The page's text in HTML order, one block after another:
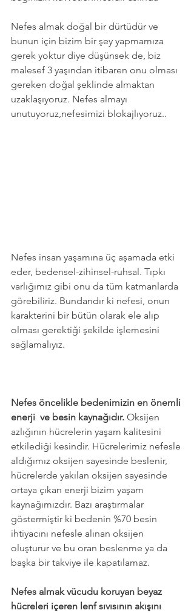
Nefes almak doğal bir dürtüdür ve
bunun için bizim bir şey yapmamıza
gerek yoktur diye düşünsek de, biz
malesef 3 yaşından itibaren onu olması
gereken doğal şeklinde almaktan
uzaklaşıyoruz. Nefes almayı
unutuyoruz,nefesimizi blokajlıyoruz..
Nefes insan yaşamına üç aşamada etki
eder, bedensel-zihinsel-ruhsal. Tıpkı
varlığımız gibi onu da tüm katmanlarda
görebiliriz. Bundandır ki nefesi, onun
karakterini bir bütün olarak ele alıp
olması gerektiği şekilde işlemesini
sağlamalıyız.
Nefes öncelikle bedenimizin en önemli
enerji  ve besin kaynağıdır. Oksijen
azlığının hücrelerin yaşam kalitesini
etkilediği kesindir. Hücrelerimiz nefesle
aldığımız oksijen sayesinde beslenir,
hücrelerde yakılan oksijen sayesinde
ortaya çıkan enerji bizim yaşam
kaynağımızdır. Bazı araştırmalar
göstermiştir ki bedenin %70 besin
ihtiyacını nefesle alınan oksijen
oluşturur ve bu oran beslenme ya da
başka bir takviye ile kapatılamaz.
Nefes almak vücudu koruyan beyaz
hücreleri içeren lenf sıvısının akışını